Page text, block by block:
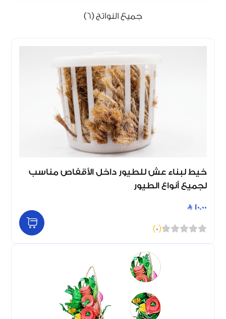
جميع النواتج (6)
خيط لبناء عش للطيور داخل الأقفاص مناسب
لجميع أنواع الطيور
10.00
(
0
)